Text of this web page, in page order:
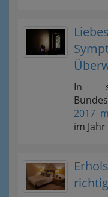
In
2017
im